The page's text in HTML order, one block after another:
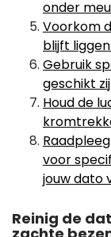
onder
Voorkom
blijft
Gebruik
geschikt
Houd de
voor
jouw dato
Reinig de